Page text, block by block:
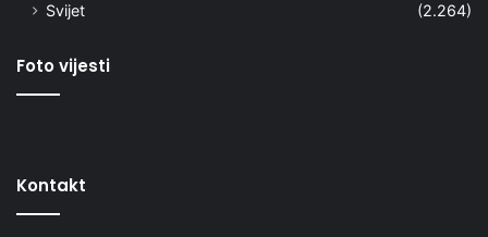
Svijet
(2.264)
Foto vijesti
Kontakt